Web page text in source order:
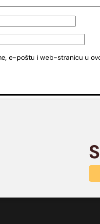
e-poštu i web-stranicu u